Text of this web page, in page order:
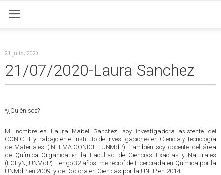
21 julio, 2020
21/07/2020-Laura Sanchez
*¿Quién sos?
Mi nombre es Laura Mabel Sanchez, soy investigadora asistente del
CONICET y trabajo en el Instituto de Investigaciones en Ciencia y Tecnología
de Materiales (INTEMA-CONICET-UNMdP). También soy docente del área
de Química Orgánica en la Facultad de Ciencias Exactas y Naturales
(FCEyN, UNMdP). Tengo 32 años, me recibí de Licenciada en Química por la
UNMdP en 2009, y de Doctora en Ciencias por la UNLP en 2014.